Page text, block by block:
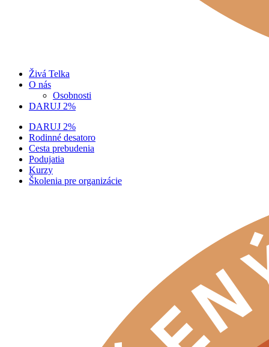
Živá Telka
O nás
Osobnosti
DARUJ 2%
DARUJ 2%
Rodinné desatoro
Cesta prebudenia
Podujatia
Kurzy
Školenia pre organizácie